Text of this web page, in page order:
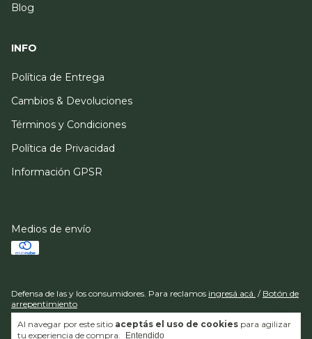
Al navegar por este sitio aceptás el uso de cookies para agilizar
tu experiencia de compra.
Entendido
Blog
INFO
Política de Entrega
Cambios & Devoluciones
Términos y Condiciones
Política de Privacidad
Información GPSR
Medios de envío
Defensa de las y los consumidores. Para reclamos ingresá acá. / Botón de
arrepentimiento